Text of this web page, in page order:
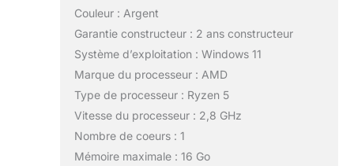
Couleur : Argent
Garantie constructeur : 2 ans constructeur
Système d’exploitation : Windows 11
Marque du processeur : AMD
Type de processeur : Ryzen 5
Vitesse du processeur : 2,8 GHz
Nombre de coeurs : 1
Mémoire maximale : 16 Go